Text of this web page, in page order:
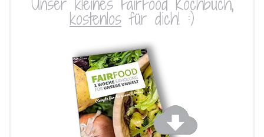
kostenlos für dich! :)